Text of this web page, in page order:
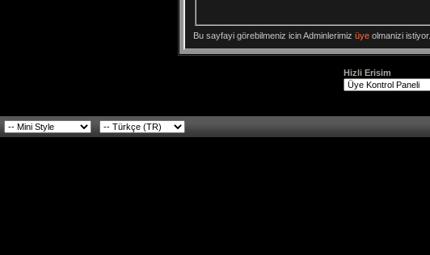
Bu sayfayi görebilmeniz icin Adminlerimiz üyeolmanizi istiyor.
Hizli Erisim